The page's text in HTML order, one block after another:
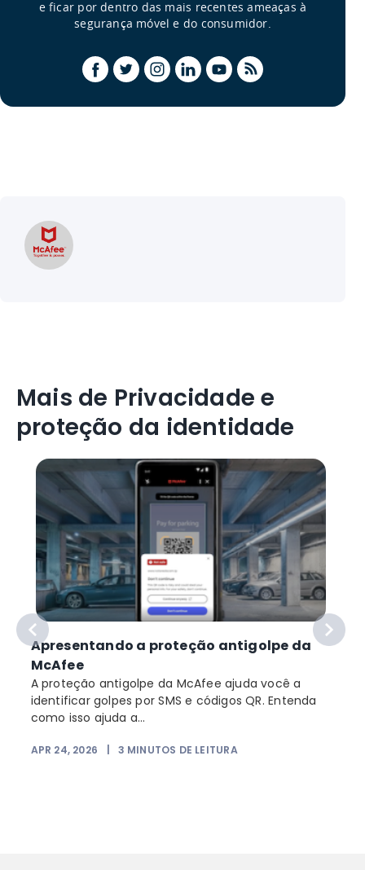
e ficar por dentro das mais recentes ameaças à
segurança móvel e do consumidor.
Mais de Privacidade e
proteção da identidade
Apresentando a proteção antigolpe da
McAfee
A proteção antigolpe da McAfee ajuda você a
identificar golpes por SMS e códigos QR. Entenda
como isso ajuda a...
APR 24, 2026 3 MINUTOS DE LEITURA